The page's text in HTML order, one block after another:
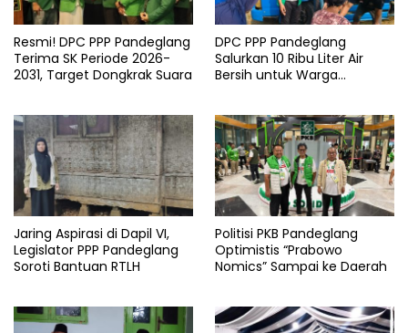
visi
dan
misi
Resmi! DPC PPP Pandeglang
Terima SK Periode 2026-
2031, Target Dongkrak Suara
DPC PPP Pandeglang
Salurkan 10 Ribu Liter Air
Bersih untuk Warga
Jaring Aspirasi di Dapil VI,
Legislator PPP Pandeglang
Soroti Bantuan RTLH
Politisi PKB Pandeglang
Optimistis “Prabowo
Nomics” Sampai ke Daerah